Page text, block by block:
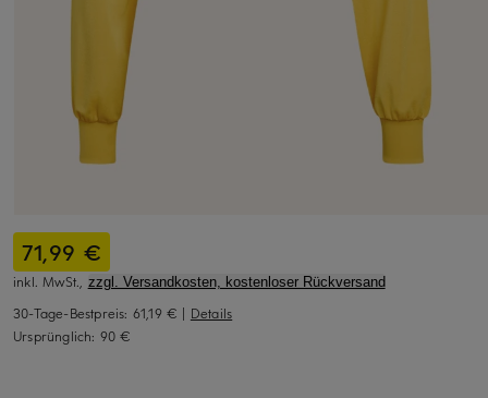
71,99 €
inkl. MwSt., zzgl. Versandkosten, kostenloser Rückversand
30-Tage-Bestpreis: 61,19 € | Details
Ursprünglich: 90 €